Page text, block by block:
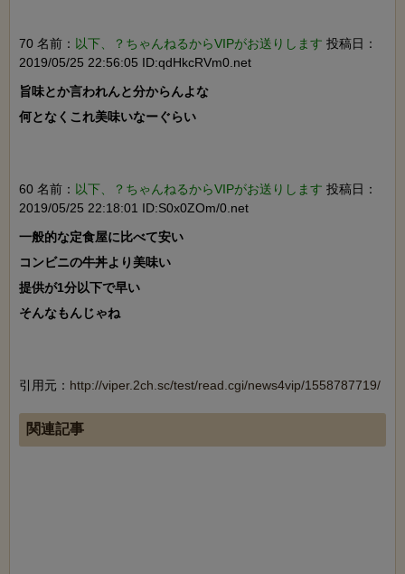
70 名前： 以下、？ちゃんねるからVIPがお送りします 投稿日：
2019/05/25 22:56:05 ID:qdHkcRVm0.net
旨味とか言われんと分からんよな
何となくこれ美味いなーぐらい
60 名前： 以下、？ちゃんねるからVIPがお送りします 投稿日：
2019/05/25 22:18:01 ID:S0x0ZOm/0.net
一般的な定食屋に比べて安い
コンビニの牛丼より美味い
提供が1分以下で早い
そんなもんじゃね
引用元： http://viper.2ch.sc/test/read.cgi/news4vip/1558787719/
関連記事